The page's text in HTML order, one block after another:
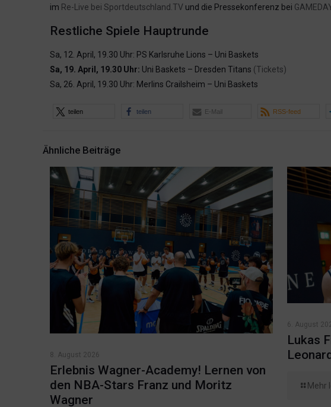
im Re-Live bei Sportdeutschland.TV und die Pressekonferenz bei
Restliche Spiele Hauptrunde
Sa, 12. April, 19.30 Uhr: PS Karlsruhe Lions – Uni Baskets
Sa, 19. April, 19.30 Uhr: Uni Baskets – Dresden Titans (Tickets)
Sa, 26. April, 19.30 Uhr: Merlins Crailsheim – Uni Baskets
teilen teilen E-Mail RSS-feed
Ähnliche Beiträge
8. August 2026
Erlebnis Wagner-Academy! Lernen von
den NBA-Stars Franz und Moritz
Wagner
6. August
Lukas
Mehr